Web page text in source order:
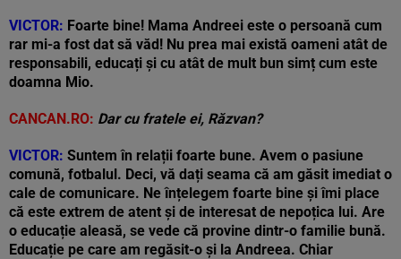
VICTOR: Foarte bine! Mama Andreei este o persoană cum
rar mi-a fost dat să văd! Nu prea mai există oameni atât de
responsabili, educați și cu atât de mult bun simț cum este
doamna Mio.
CANCAN.RO: Dar cu fratele ei, Răzvan?
VICTOR: Suntem în relații foarte bune. Avem o pasiune
comună, fotbalul. Deci, vă dați seama că am găsit imediat o
cale de comunicare. Ne înțelegem foarte bine și îmi place
că este extrem de atent și de interesat de nepoțica lui. Are
o educație aleasă, se vede că provine dintr-o familie bună.
Educație pe care am regăsit-o și la Andreea. Chiar